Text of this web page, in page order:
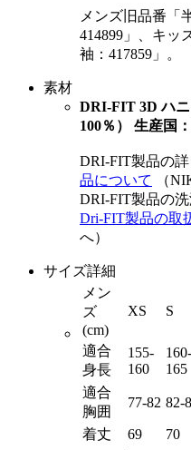
メンズ旧品番「
414899」、キッ
袖：417859」。
素材
DRI-FIT 3D ハ
100％） 生産国
DRI-FIT製品の
品について
（
DRI-FIT製品の
Dri-FIT製品の取
へ）
サイズ詳細
メン
ズ
(cm)
XS S
適合
身長
155-
160
160-
165
適合
胸囲
77-82 82-
着丈
69 70